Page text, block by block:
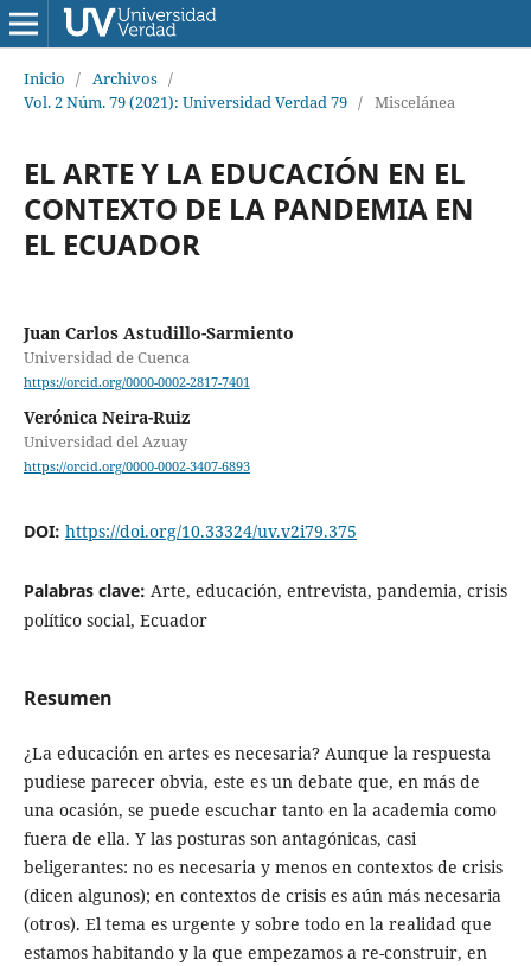
Inicio / Archivos /
Vol. 2 Núm. 79 (2021): Universidad Verdad 79 / Miscelánea
EL ARTE Y LA EDUCACIÓN EN EL
CONTEXTO DE LA PANDEMIA EN
EL ECUADOR
Juan Carlos Astudillo-Sarmiento
Universidad de Cuenca
https://orcid.org/0000-0002-2817-7401
Verónica Neira-Ruiz
Universidad del Azuay
https://orcid.org/0000-0002-3407-6893
DOI: https://doi.org/10.33324/uv.v2i79.375
Palabras clave: Arte, educación, entrevista, pandemia, crisis
político social, Ecuador
Resumen
¿La educación en artes es necesaria? Aunque la respuesta
pudiese parecer obvia, este es un debate que, en más de
una ocasión, se puede escuchar tanto en la academia como
fuera de ella. Y las posturas son antagónicas, casi
beligerantes: no es necesaria y menos en contextos de crisis
(dicen algunos); en contextos de crisis es aún más necesaria
(otros). El tema es urgente y sobre todo en la realidad que
estamos habitando y la que empezamos a re-construir, en